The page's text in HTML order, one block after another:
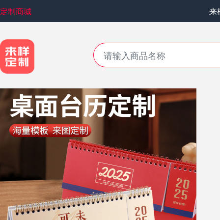
定制商城 来